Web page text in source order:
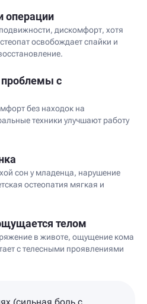
операции
дискомфорт, хотя
освобождает спайки и
с
без находок на
техники улучшают работу
сон у младенца, нарушение
остеопатия мягкая и
телом
в животе, ощущение кома
с телесными проявлениями